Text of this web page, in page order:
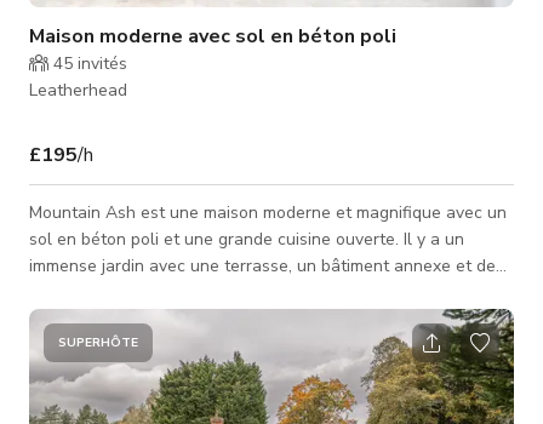
Maison moderne avec sol en béton poli
45 invités
Leatherhead
£195/h
Mountain Ash est une maison moderne et magnifique avec un
sol en béton poli et une grande cuisine ouverte. Il y a un
immense jardin avec une terrasse, un bâtiment annexe et des
avec un design coordonné dans toute la maison. Il y a un
accès au niveau de la rue et un grand nombre de places de
stationnement sur place pour 5 véhicules. Cuisine magnifique
Sol en béton poli Grande terrasse et jardin Douche/sauna
SUPERHÔTE